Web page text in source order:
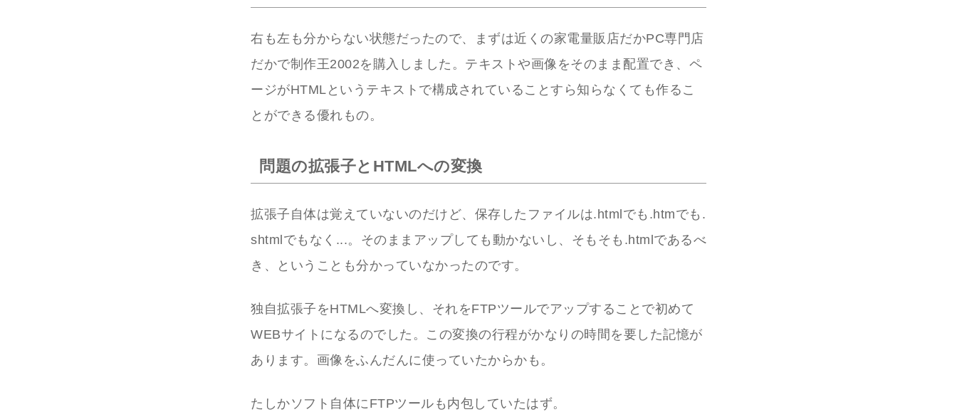
右も左も分からない状態だったので、まずは近くの家電量販店だかPC専門店
だかで制作王2002を購入しました。テキストや画像をそのまま配置でき、ペ
ージがHTMLというテキストで構成されていることすら知らなくても作るこ
とができる優れもの。
問題の拡張子とHTMLへの変換
拡張子自体は覚えていないのだけど、保存したファイルは.htmlでも.htmでも.
shtmlでもなく...。そのままアップしても動かないし、そもそも.htmlであるべ
き、ということも分かっていなかったのです。
独自拡張子をHTMLへ変換し、それをFTPツールでアップすることで初めて
WEBサイトになるのでした。この変換の行程がかなりの時間を要した記憶が
あります。画像をふんだんに使っていたからかも。
たしかソフト自体にFTPツールも内包していたはず。